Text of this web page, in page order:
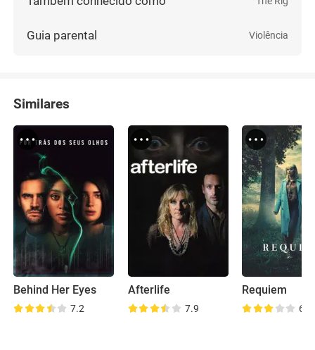
Guia parental Violência
Similares
Behind Her Eyes
7.2
Afterlife
7.9
Requiem
6.4